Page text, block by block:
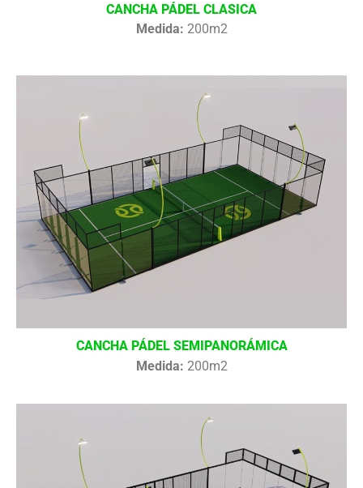
CANCHA PÁDEL CLASICA
Medida: 200m2
CANCHA PÁDEL SEMIPANORÁMICA
Medida: 200m2